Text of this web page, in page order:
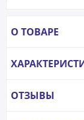
О ТОВАРЕ
ОТЗЫВЫ